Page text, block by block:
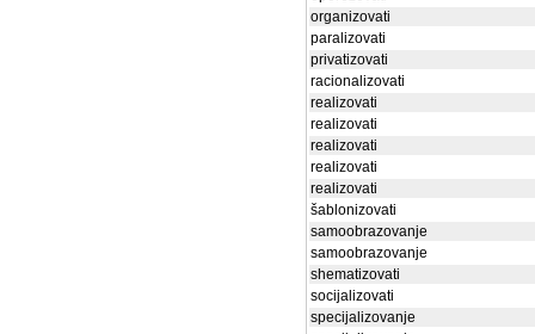
organizovati
paralizovati
privatizovati
racionalizovati
realizovati
realizovati
realizovati
realizovati
realizovati
šablonizovati
samoobrazovanje
samoobrazovanje
shematizovati
socijalizovati
specijalizovanje